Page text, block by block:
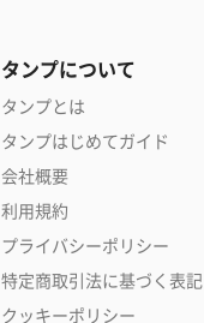
タンプについて
タンプとは
タンプはじめてガイド
会社概要
利用規約
プライバシーポリシー
特定商取引法に基づく表記
クッキーポリシー